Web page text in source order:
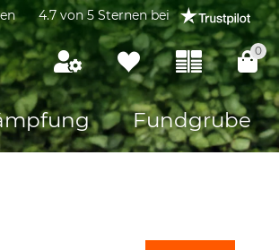
4.7 von 5 Sternen bei
0
Fundgrube